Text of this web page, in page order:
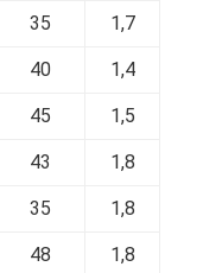
35
1,7
40
1,4
45
1,5
43
1,8
35
1,8
48
1,8